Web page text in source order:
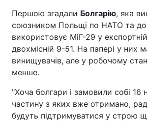
Першою згадали Болгарію, яка
союзником Польщі по НАТО та
використовує МіГ-29 у
двохмісній 9-51. На папері у них
винищувачів, але у робочому
менше.
"Хоча болгари і замовили собі 16
частину з яких вже отримано,
будуть підтримуватися у строю